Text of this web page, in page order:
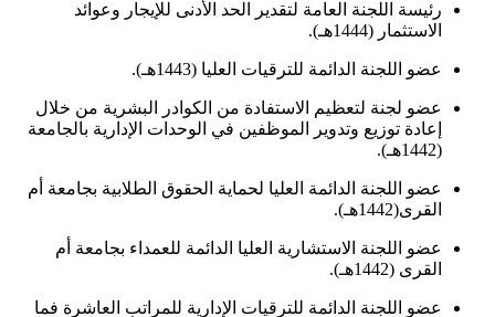
رئيسة اللجنة العامة لتقدير الحد الأدنى للإيجار وعوائد
الاستثمار (1444هـ).
عضو اللجنة الدائمة للترقيات العليا (1443هـ).
عضو لجنة لتعظيم الاستفادة من الكوادر البشرية من خلال
إعادة توزيع وتدوير الموظفين في الوحدات الإدارية بالجامعة
(1442هـ).
عضو اللجنة الدائمة العليا لحماية الحقوق الطلابية بجامعة أم
القرى(1442هـ).
عضو اللجنة الاستشارية العليا الدائمة للعمداء بجامعة أم
القرى (1442هـ).
عضو اللجنة الدائمة للترقيات الإدارية للمراتب العاشرة فما